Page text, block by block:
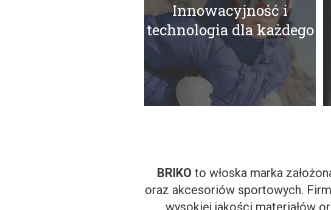
Innowacyjność i
technologia dla każdego
BRIKO to włoska marka
oraz akcesoriów sportowych.
wysokiej jakości materiałów